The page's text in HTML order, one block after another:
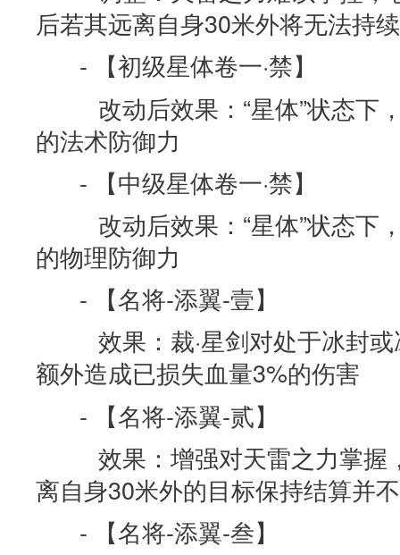
后若其远离自身30米外将无法持
- 【初级星体卷一·禁】
改动后效果：“星体”状态下
的法术防御力
- 【中级星体卷一·禁】
改动后效果：“星体”状态下
的物理防御力
- 【名将-添翼-壹】
效果：裁·星剑对处于冰封
额外造成已损失血量3%的伤害
- 【名将-添翼-贰】
效果：增强对天雷之力掌握
离自身30米外的目标保持结算并
- 【名将-添翼-叁】